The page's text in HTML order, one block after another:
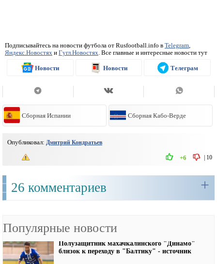
Подписывайтесь на новости футбола от Rusfootball.info в Telegram,
Яндекс.Новостях и Гугл.Новостях. Все главные и интересные новости тут
Новости Новости Телеграм
Сборная Испании Сборная Кабо-Верде
Опубликовал: Дмитрий Кондратьев
10
+6
26 комментариев +
Популярные новости
Полузащитник махачкалинского "Динамо"
близок к переходу в "Балтику" - источник